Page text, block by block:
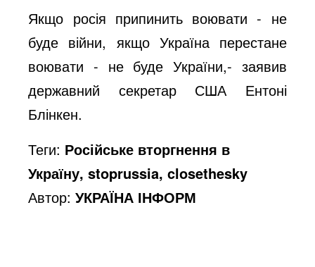
V
i
d
e
Якщо росія припинить воювати - не
буде війни, якщо Україна перестане
воювати - не буде України,- заявив
державний секретар США Ентоні
Блінкен.
Теги: Російське вторгнення в
Україну, stoprussia, closethesky
Автор:УКРАЇНА ІНФОРМ